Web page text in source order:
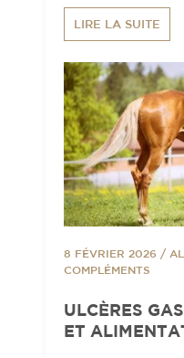
LIRE LA SUITE
8 FÉVRIER 2026 /
COMPLÉMENTS
ULCÈRES
ET